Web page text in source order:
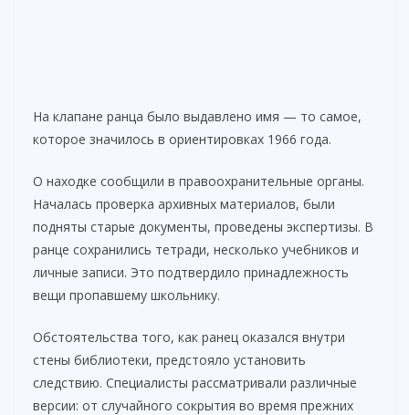
На клапане ранца было выдавлено имя — то самое,
которое значилось в ориентировках 1966 года.
О находке сообщили в правоохранительные органы.
Началась проверка архивных материалов, были
подняты старые документы, проведены экспертизы. В
ранце сохранились тетради, несколько учебников и
личные записи. Это подтвердило принадлежность
вещи пропавшему школьнику.
Обстоятельства того, как ранец оказался внутри
стены библиотеки, предстояло установить
следствию. Специалисты рассматривали различные
версии: от случайного сокрытия во время прежних